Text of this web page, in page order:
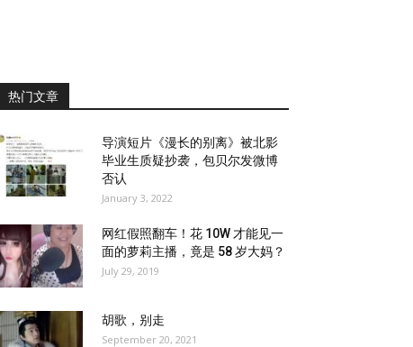
热门文章
导演短片《漫长的别离》被北影
毕业生质疑抄袭，包贝尔发微博
否认
January 3, 2022
网红假照翻车！花 10W 才能见一
面的萝莉主播，竟是 58 岁大妈？
July 29, 2019
胡歌，别走
September 20, 2021